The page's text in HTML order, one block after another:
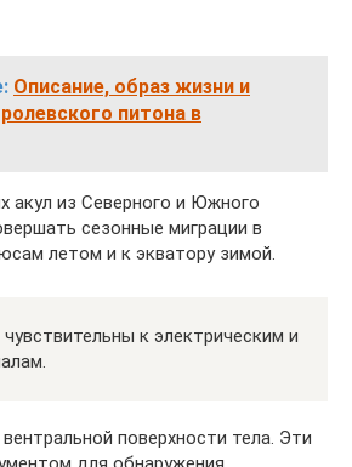
Описание, образ жизни и
питона в
акул из Северного и Южного
сезонные миграции в
летом и к экватору зимой.
к электрическим и
поверхности тела. Эти